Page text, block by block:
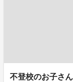
不登校のお子さ